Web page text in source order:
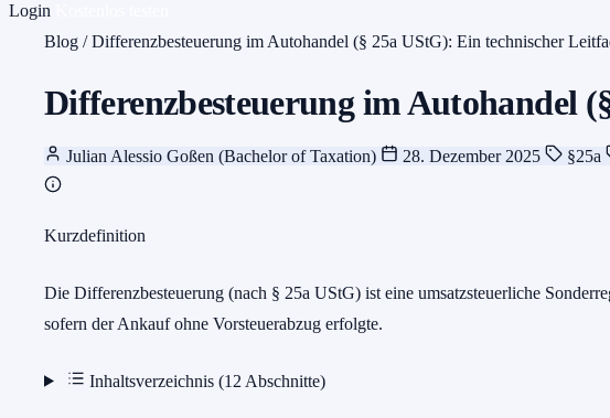
Login
Blog / Differenzbesteuerung im Autohandel (§ 25a UStG): Ein technischer
Differenzbesteuerung im Autohandel
Julian Alessio Goßen (Bachelor of Taxation) 28. Dezember 2025 §25a
Kurzdefinition
Die Differenzbesteuerung (nach § 25a UStG) ist eine umsatzsteuerliche
sofern der Ankauf ohne Vorsteuerabzug erfolgte.
Inhaltsverzeichnis (12 Abschnitte)